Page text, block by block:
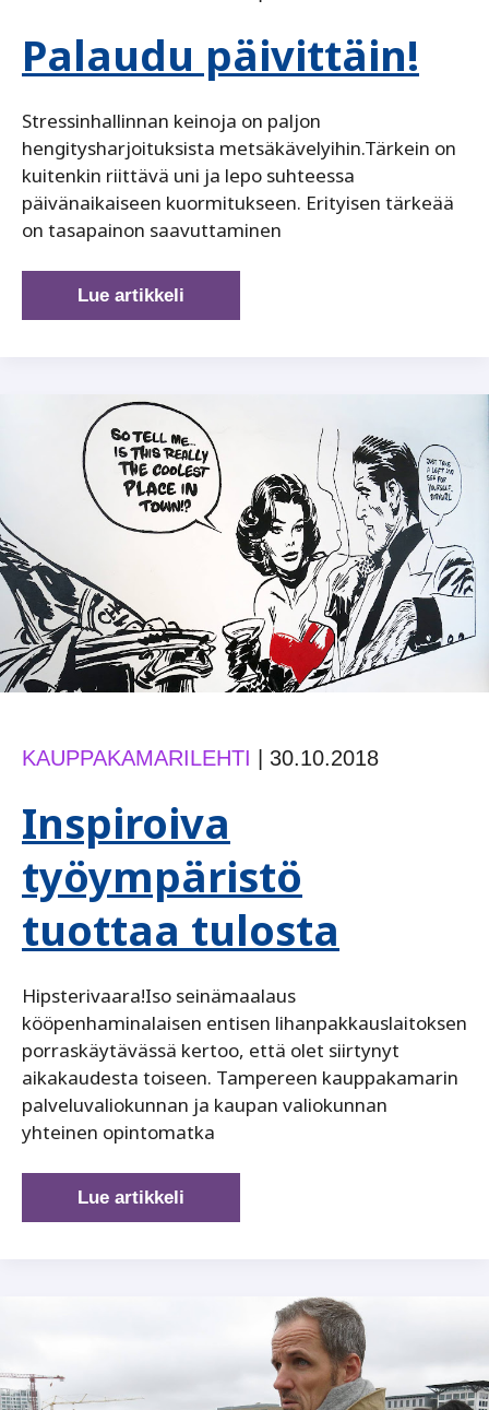
Palaudu päivittäin!
Stressinhallinnan keinoja on paljon
hengitysharjoituksista metsäkävelyihin.Tärkein on
kuitenkin riittävä uni ja lepo suhteessa
päivänaikaiseen kuormitukseen. Erityisen tärkeää
on tasapainon saavuttaminen
Palaudu
päivittäin!
Lue artikkeli
KAUPPAKAMARILEHTI 30.10.2018
Inspiroiva
työympäristö
tuottaa tulosta
Hipsterivaara!Iso seinämaalaus
kööpenhaminalaisen entisen lihanpakkauslaitoksen
porraskäytävässä kertoo, että olet siirtynyt
aikakaudesta toiseen. Tampereen kauppakamarin
palveluvaliokunnan ja kaupan valiokunnan
yhteinen opintomatka
Inspiroiva
työympäristö
Lue artikkeli